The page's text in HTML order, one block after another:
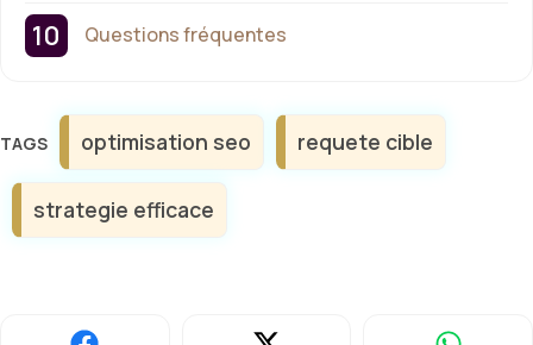
Questions fréquentes
Étiquettes
optimisation seo requete cible
strategie efficace